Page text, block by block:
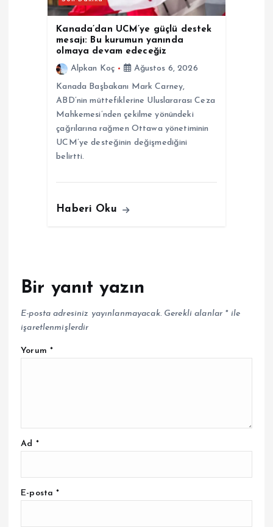
Kanada’dan UCM’ye güçlü destek
mesajı: Bu kurumun yanında
olmaya devam edeceğiz
Alpkan Koç
Ağustos 6, 2026
Kanada Başbakanı Mark Carney,
ABD’nin müttefiklerine Uluslararası Ceza
Mahkemesi’nden çekilme yönündeki
çağrılarına rağmen Ottawa yönetiminin
UCM’ye desteğinin değişmediğini
belirtti.
Haberi Oku
Bir yanıt yazın
E-posta adresiniz yayınlanmayacak. Gerekli alanlar *ile
işaretlenmişlerdir
Yorum *
Ad *
E-posta*